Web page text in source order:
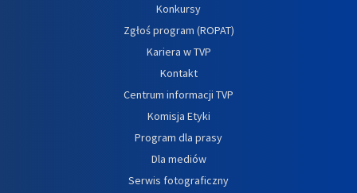
Konkursy
Zgłoś program (ROPAT)
Kariera w TVP
Kontakt
Centrum informacji TVP
Komisja Etyki
Program dla prasy
Dla mediów
Serwis fotograficzny